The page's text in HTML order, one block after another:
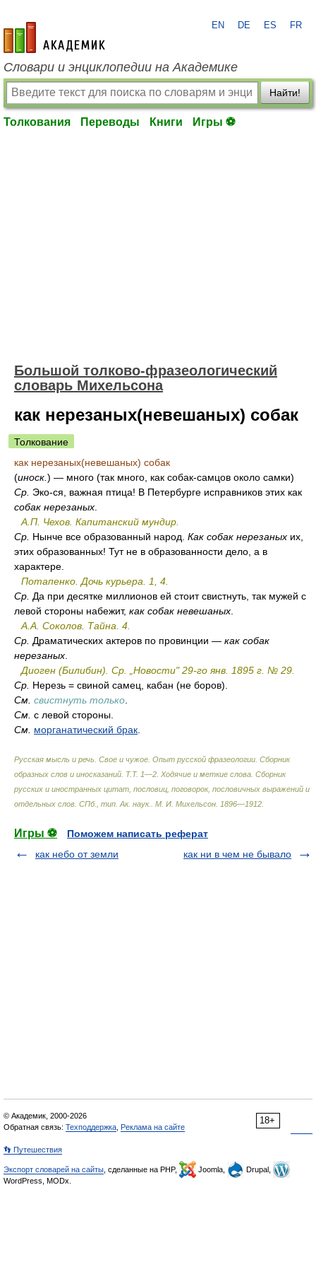
academic.ru
EN DE ES FR
Словари и энциклопедии на Академике
Найти!
Толкования Переводы Книги Игры ⚽
Большой толково-фразеологический
словарь Михельсона
как нерезаных(невешаных) собак
Толкование
как нерезаных(невешаных) собак
(иноск. ) — много (так много, как собак-самцов около самки)
Ср. Эко-ся, важная птица! В Петербурге исправников этих как
собак нерезаных
А.П. Чехов. Капитанский мундир.
Ср. Нынче все образованный народ. Как собак нерезаных их,
этих образованных! Тут не в образованности дело, а в
характере.
Потапенко. Дочь курьера. 1, 4.
Ср. Да при десятке миллионов ей стоит свистнуть, так мужей с
левой стороны набежит, как собак невешаных
А.А. Соколов. Тайна. 4.
Ср. Драматических актеров по провинции — как собак
нерезаных
Диоген (Билибин). Ср.
„Новости" 29-го янв. 1895 г. № 29.
Ср. Нерезь = свиной самец, кабан (не боров).
См. свистнуть только
См. с левой стороны.
См. морганатический брак
Русская мысль и речь. Свое и чужое. Опыт русской фразеологии. Сборник
образных слов и иносказаний. Т.Т. 1—2. Ходячие и меткие слова. Сборник
русских и иностранных цитат, пословиц, поговорок, пословичных выражений и
отдельных слов. СПб., тип. Ак. наук.
М. И. Михельсон 1896—1912
Игры ⚽
Поможем написать реферат
как небо от земли
как ни в чем не бывало
18+
© Академик, 2000-2026
Обратная связь: Техподдержка Реклама на сайте
👣 Путешествия
Экспорт словарей на сайты , сделанные на PHP, Joomla,
Drupal,
WordPress, MODx.